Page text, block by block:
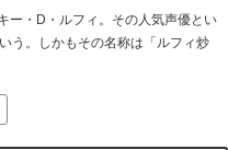
ー・D・ルフィ。その人気声優とい
う。しかもその名称は「ルフィ炒